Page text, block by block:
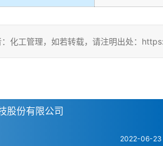
：化工管理，如若转载，请注明出处：
股份有限公司
2022-06-23